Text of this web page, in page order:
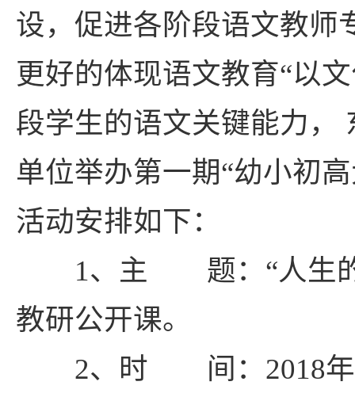
设，促进各阶段语文教师
更好的体现语文教育“以
段学生的语文关键能力，
单位举办第一期“幼小初
活动安排如下：
1、主 题：“人生的爱
教研公开课。
2、时 间：2018年